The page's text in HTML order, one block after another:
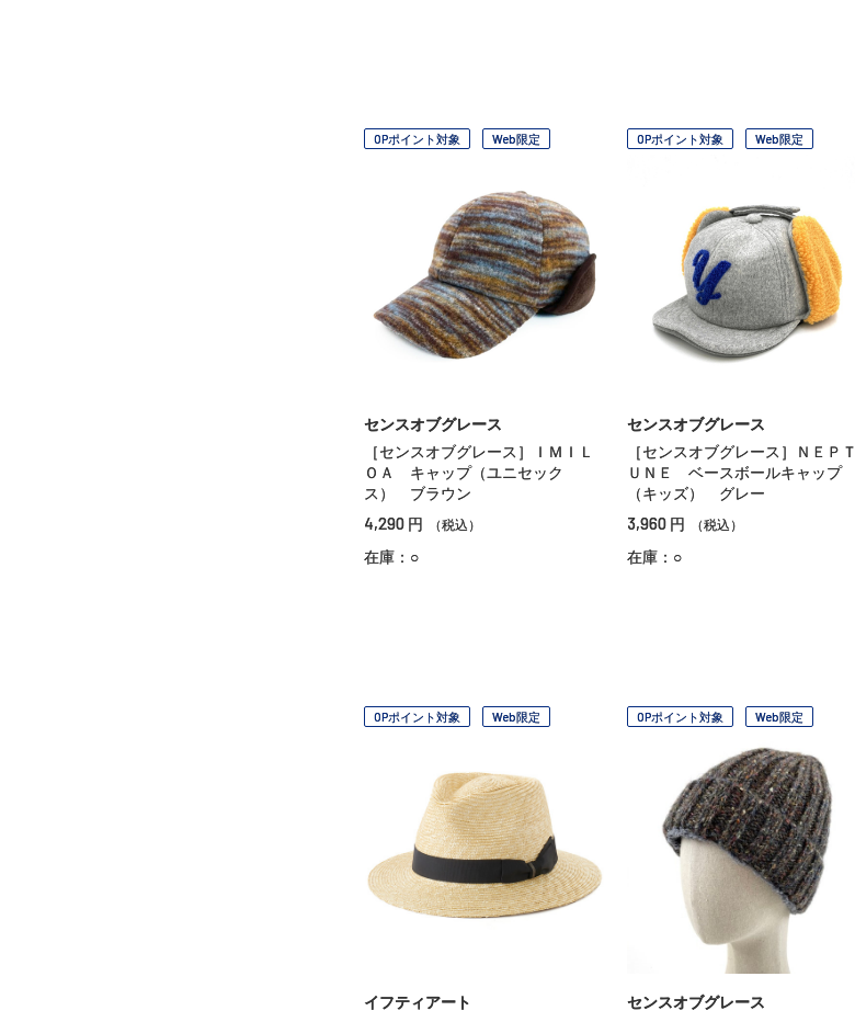
OPポイント対象 Web限定
センスオブグレース
［センスオブグレース］ＩＭＩＬ
ＯＡ キャップ（ユニセック
ス） ブラウン
4,290 円 （税込）
在庫：○
OPポイント対象 Web限定
センスオブグレース
［センスオブグレース］ＮＥＰＴ
ＵＮＥ ベースボールキャップ
（キッズ） グレー
3,960 円 （税込）
在庫：○
OPポイント対象 Web限定
イフティアート
OPポイント対象 Web限定
センスオブグレース